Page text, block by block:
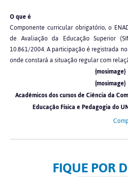
O que é
Componente curricular obrigatório, o
de Avaliação da Educação Superior
10.861/2004. A participação é registrada
onde constará a situação regular com
{mosimage}
{mosimage}
Acadêmicos dos cursos de Ciência da
Educação Física e Pedagogia do
FIQUE POR